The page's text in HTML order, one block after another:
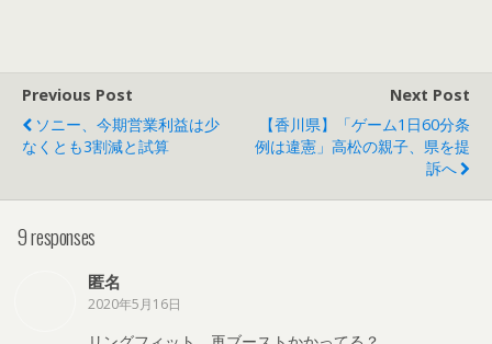
Previous Post
ソニー、今期営業利益は少
なくとも3割減と試算
Next Post
【香川県】「ゲーム1日60分条
例は違憲」高松の親子、県を提
訴へ
9 responses
匿名
2020年5月16日